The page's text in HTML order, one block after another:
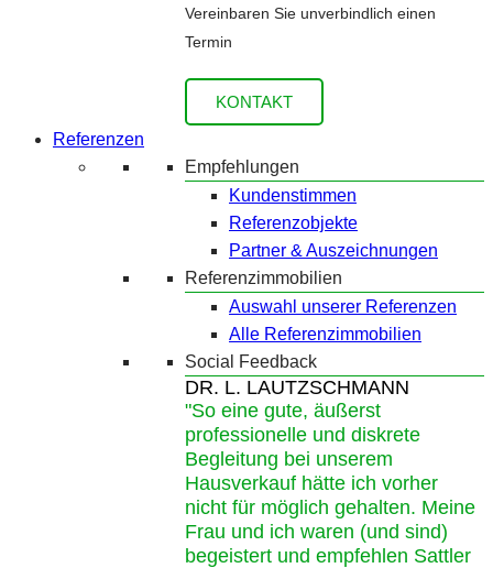
Vereinbaren Sie unverbindlich einen
Termin
KONTAKT
Referenzen
Empfehlungen
Kundenstimmen
Referenzobjekte
Partner & Auszeichnungen
Referenzimmobilien
Auswahl unserer Referenzen
Alle Referenzimmobilien
Social Feedback
DR. L. LAUTZSCHMANN
"So eine gute, äußerst
professionelle und diskrete
Begleitung bei unserem
Hausverkauf hätte ich vorher
nicht für möglich gehalten. Meine
Frau und ich waren (und sind)
begeistert und empfehlen Sattler